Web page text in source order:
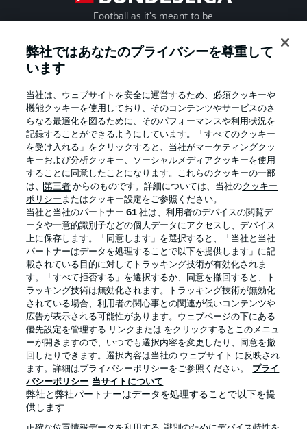
Football as it's meant to be
Official Partners
プライバシー・ポリシー 優先設定を管理する
利用条件 放送局
求人 選手
当サイトについて
弊社ではあなたのプライバシーを尊重して
います
当社は、ウェブサイトを安全に運営するため、必須クッキーや
機能クッキーを使用しており、そのコンテンツやサービスのさ
らなる最適化を図るために、そのパフォーマンスや利用状況を
記録することができるようにしています。「すべてのクッキー
を受け入れる」をクリックすると、当社がマーケティングクッ
キーおよび分析クッキー、ソーシャルメディアクッキーを使用
することに同意したことになります。これらのクッキーの一部
は、第三者 からのものです。詳細については、当社のクッキー
ポリシー またはクッキー設定をご参照ください。
当社と当社のパートナー61 社は、利用者のデバイスの閲覧デ
ータや一意的識別子などの個人データにアクセスし、デバイス
上に保存します。「同意します」を選択すると、「当社と当社
パートナーはデータを処理することで以下を提供します」に記
載されている目的に対してトラッキング技術が有効化されま
す。「すべて拒否する」を選択するか、同意を撤回すると、ト
ラッキング技術は無効化されます。トラッキング技術が無効化
されている場合、利用者の関心事との関連が低いコンテンツや
広告が表示される可能性があります。ウェブページの下にある
優先設定を管理する リンクまたは をクリックするとこのメニュ
ーが開きますので、いつでも選択内容を変更したり、同意を撤
回したりできます。選択内容は当社の ウェブサイト に反映され
ます。詳細はプライバシーポリシーをご参照ください。
プライ
バシーポリシー 当サイトについて
弊社と弊社パートナーはデータを処理することで以下を提
供します: